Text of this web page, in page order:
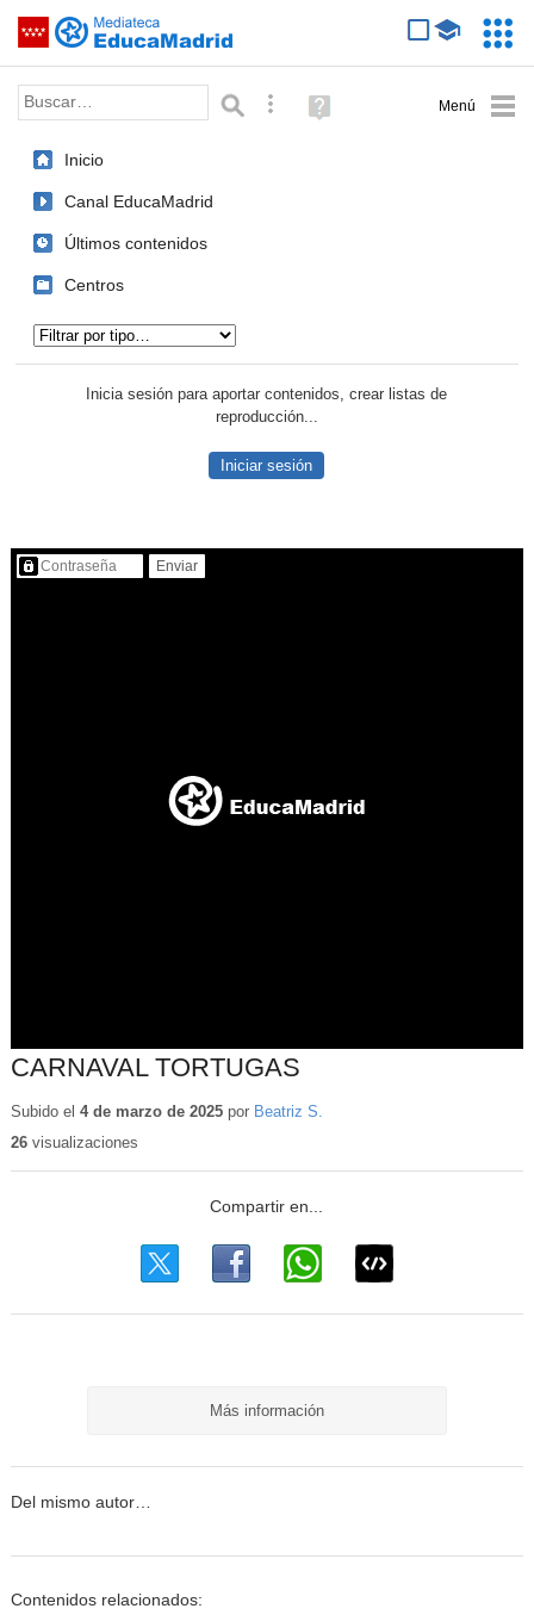
Saltar navegación
Palabra o frase: Búsqueda avanzada
Ayuda
(en
Inicio
Canal EducaMadrid
Últimos contenidos
Centros
Inicia sesión para aportar contenidos, crear listas de
reproducción...
Iniciar sesión
Contenido protegido…
CARNAVAL TORTUGAS
Subido el 4 de marzo de 2025por Beatriz S.
26visualizaciones
Más información
Del mismo autor…
Contenidos relacionados: